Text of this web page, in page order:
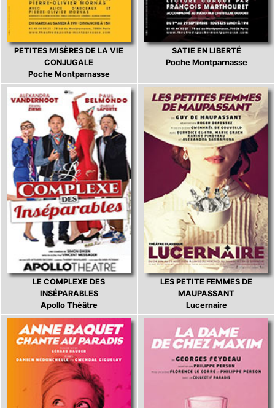
PETITES MISÈRES DE LA VIE
CONJUGALE
Poche Montparnasse
SATIE EN LIBERTÉ
Poche Montparnasse
LE COMPLEXE DES
INSÉPARABLES
Apollo Théâtre
LES PETITE FEMMES DE
MAUPASSANT
Lucernaire